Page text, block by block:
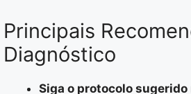
Principais
Diagnóstico
Siga o protocolo